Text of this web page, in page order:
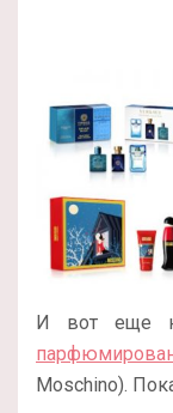
И вот еще
Moschino).